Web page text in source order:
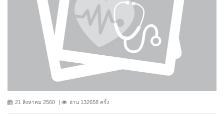
21 สิงหาคม 2560 อ่าน 132658 ครั้ง